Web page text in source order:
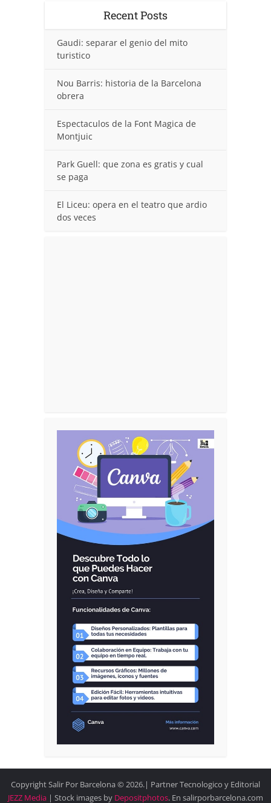
Recent Posts
Gaudi: separar el genio del mito
turistico
Nou Barris: historia de la Barcelona
obrera
Espectaculos de la Font Magica de
Montjuic
Park Guell: que zona es gratis y cual
se paga
El Liceu: opera en el teatro que ardio
dos veces
Copyright Salir Por Barcelona © 2026.| Partner Tecnologico y Editorial
JEZZ Media | Stock images by Depositphotos. En salirporbarcelona.com